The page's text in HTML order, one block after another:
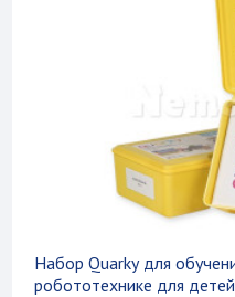
Набор Quarky для
робототехнике для детей